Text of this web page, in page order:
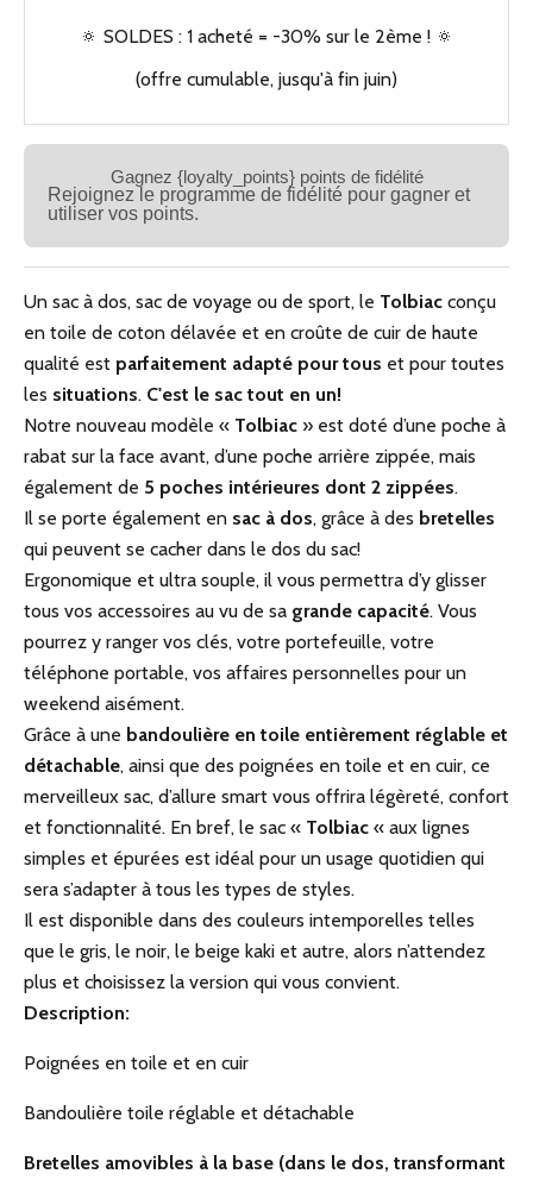
🔅 SOLDES : 1 acheté = -30% sur le 2ème ! 🔅
(offre cumulable, jusqu'à fin juin)
Gagnez {loyalty_points} points de fidélité
Rejoignez le programme de fidélité pour gagner et
utiliser vos points.
Un sac à dos, sac de voyage ou de sport, le Tolbiac conçu
en toile de coton délavée et en croûte de cuir de haute
qualité est parfaitement adapté pour tous et pour toutes
les situations. C'est le sac tout en un!
Notre nouveau modèle « Tolbiac » est doté d’une poche à
rabat sur la face avant, d’une poche arrière zippée, mais
également de 5 poches intérieures dont 2 zippées.
Il se porte également en sac à dos, grâce à des bretelles
qui peuvent se cacher dans le dos du sac!
Ergonomique et ultra souple, il vous permettra d’y glisser
tous vos accessoires au vu de sa grande capacité. Vous
pourrez y ranger vos clés, votre portefeuille, votre
téléphone portable, vos affaires personnelles pour un
weekend aisément.
Grâce à une bandoulière en toile entièrement réglable et
détachable, ainsi que des poignées en toile et en cuir, ce
merveilleux sac, d’allure smart vous offrira légèreté, confort
et fonctionnalité. En bref, le sac « Tolbiac « aux lignes
simples et épurées est idéal pour un usage quotidien qui
sera s’adapter à tous les types de styles.
Il est disponible dans des couleurs intemporelles telles
que le gris, le noir, le beige kaki et autre, alors n’attendez
plus et choisissez la version qui vous convient.
Description:
Poignées en toile et en cuir
Bandoulière toile réglable et détachable
Bretelles amovibles à la base (dans le dos, transformant